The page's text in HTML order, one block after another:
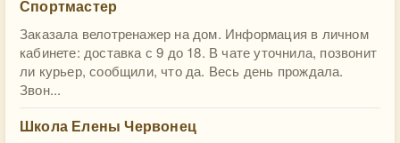
Спортмастер
Заказала велотренажер на дом. Информация в личном
кабинете: доставка с 9 до 18. В чате уточнила, позвонит
ли курьер, сообщили, что да. Весь день прождала.
Звон...
Школа Елены Червонец